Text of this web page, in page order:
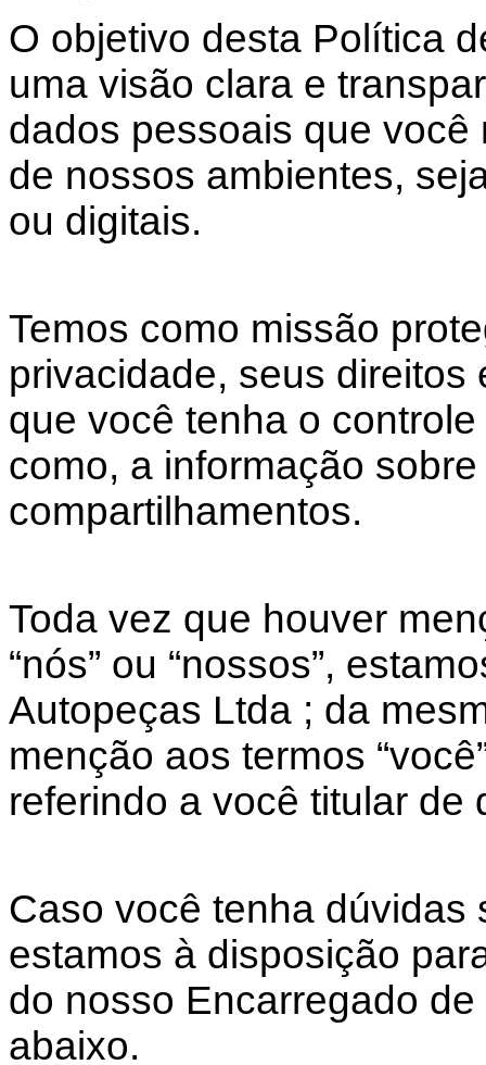
O objetivo desta Política
uma visão clara e
dados pessoais que
de nossos ambientes,
ou digitais.
Temos como missão
privacidade, seus
que você tenha o
como, a informação
compartilhamentos.
Toda vez que houver
“nós” ou “nossos”,
Autopeças Ltda ; da
menção aos termos
referindo a você titular de
Caso você tenha dúvidas
estamos à disposição
do nosso Encarregado
abaixo.